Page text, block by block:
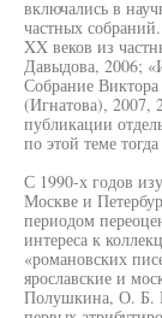
включались в
частных
XX веков из
Давыдова, 2006;
Собрание
(Игнатова), 2007,
публикации
по этой теме
С 1990-х годов
Москве и
периодом
интереса к
«романовских
ярославские и
Полушкина, О. Б.